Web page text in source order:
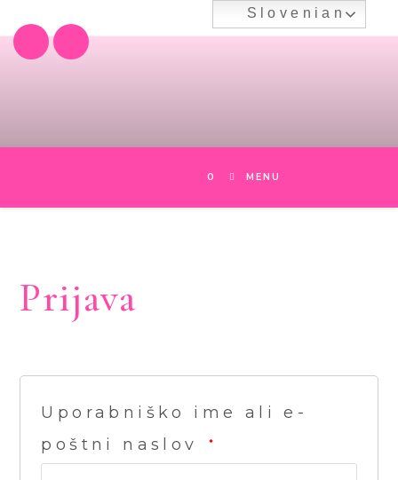
to
content
0 MENU
Prijava
Uporabniško ime ali e-
poštni naslov
*
Slovenian